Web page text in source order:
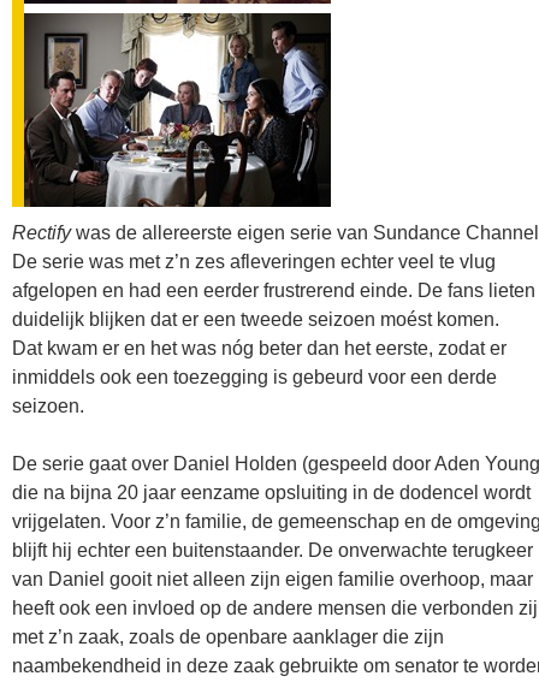
Rectifywas de allereerste eigen serie van Sundance
De serie was met z’n zes afleveringen echter veel te vlug
afgelopen en had een eerder frustrerend einde. De fans lieten
duidelijk blijken dat er een tweede seizoen moést komen.
Dat kwam er en het was nóg beter dan het eerste, zodat er
inmiddels ook een toezegging is gebeurd voor een derde
seizoen.
De serie gaat over Daniel Holden (gespeeld door Aden
die na bijna 20 jaar eenzame opsluiting in de dodencel wordt
vrijgelaten. Voor z’n familie, de gemeenschap en de
blijft hij echter een buitenstaander. De onverwachte terugkeer
van Daniel gooit niet alleen zijn eigen familie overhoop, maar
heeft ook een invloed op de andere mensen die verbonden
met z’n zaak, zoals de openbare aanklager die zijn
naambekendheid in deze zaak gebruikte om senator te